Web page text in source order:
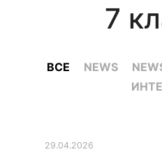
7
ВСЕ NEWS
29.04.2026